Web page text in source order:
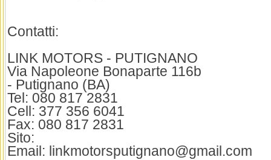
Contatti:
LINK MOTORS - PUTIGNANO
Via Napoleone Bonaparte 116b
- Putignano (BA)
Tel: 080 817 2831
Cell: 377 356 6041
Fax: 080 817 2831
Sito:
Email: linkmotorsputignano@gmail.com